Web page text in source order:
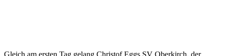
Gleich am ersten Tag gelang Christof Eggs SV Oberkirch, der